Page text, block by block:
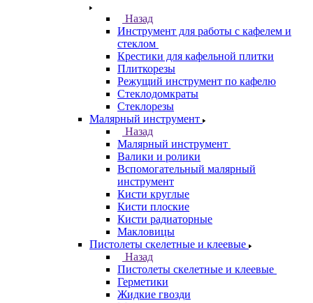
Назад
Инструмент для работы с кафелем и
стеклом
Крестики для кафельной плитки
Плиткорезы
Режущий инструмент по кафелю
Стеклодомкраты
Стеклорезы
Малярный инструмент
Назад
Малярный инструмент
Валики и ролики
Вспомогательный малярный
инструмент
Кисти круглые
Кисти плоские
Кисти радиаторные
Макловицы
Пистолеты скелетные и клеевые
Назад
Пистолеты скелетные и клеевые
Герметики
Жидкие гвозди